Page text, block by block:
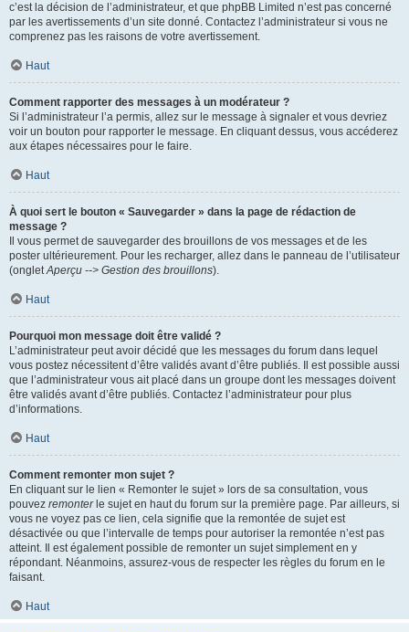
c’est la décision de l’administrateur, et que phpBB Limited n’est pas concerné
par les avertissements d’un site donné. Contactez l’administrateur si vous ne
comprenez pas les raisons de votre avertissement.
Haut
Comment rapporter des messages à un modérateur ?
Si l’administrateur l’a permis, allez sur le message à signaler et vous devriez
voir un bouton pour rapporter le message. En cliquant dessus, vous accéderez
aux étapes nécessaires pour le faire.
Haut
À quoi sert le bouton « Sauvegarder » dans la page de rédaction de
message ?
Il vous permet de sauvegarder des brouillons de vos messages et de les
poster ultérieurement. Pour les recharger, allez dans le panneau de l’utilisateur
(ongletAperçu --> Gestion des brouillons).
Haut
Pourquoi mon message doit être validé ?
L’administrateur peut avoir décidé que les messages du forum dans lequel
vous postez nécessitent d’être validés avant d’être publiés. Il est possible aussi
que l’administrateur vous ait placé dans un groupe dont les messages doivent
être validés avant d’être publiés. Contactez l’administrateur pour plus
d’informations.
Haut
Comment remonter mon sujet ?
En cliquant sur le lien « Remonter le sujet » lors de sa consultation, vous
pouvez remonterle sujet en haut du forum sur la première page. Par ailleurs, si
vous ne voyez pas ce lien, cela signifie que la remontée de sujet est
désactivée ou que l’intervalle de temps pour autoriser la remontée n’est pas
atteint. Il est également possible de remonter un sujet simplement en y
répondant. Néanmoins, assurez-vous de respecter les règles du forum en le
faisant.
Haut